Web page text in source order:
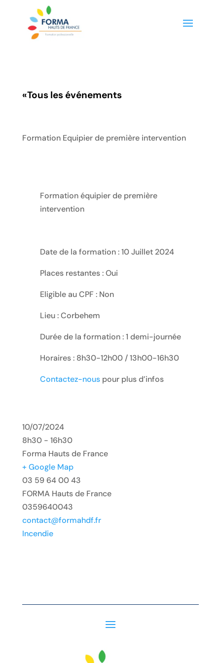
«Tous les événements
Formation Equipier de première intervention
Formation équipier de première
intervention
Date de la formation : 10 Juillet 2024
Places restantes : Oui
Eligible au CPF : Non
Lieu : Corbehem
Durée de la formation : 1 demi-journée
Horaires : 8h30-12h00 / 13h00-16h30
Contactez-nouspour plus d’infos
10/07/2024
8h30 - 16h30
Forma Hauts de France
+ Google Map
03 59 64 00 43
FORMA Hauts de France
0359640043
contact@formahdf.fr
Incendie